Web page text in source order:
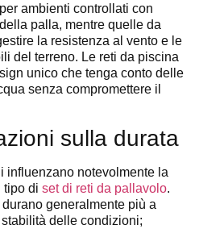
ambienti controllati con
palla, mentre quelle da
la resistenza al vento e le
del terreno. Le reti da piscina
unico che tenga conto delle
senza compromettere il
sulla durata
influenzano notevolmente la
tipo di set di reti da pallavolo.
generalmente più a
delle condizioni;